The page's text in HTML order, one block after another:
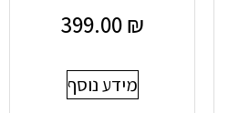
399.00₪
מידע נוסף